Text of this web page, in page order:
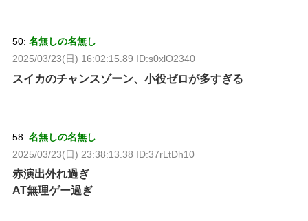
50: 名無しの名無し
2025/03/23(日) 16:02:15.89 ID:s0xlO2340
スイカのチャンスゾーン、小役ゼロが多すぎる
58: 名無しの名無し
2025/03/23(日) 23:38:13.38 ID:37rLtDh10
赤演出外れ過ぎ
AT無理ゲー過ぎ